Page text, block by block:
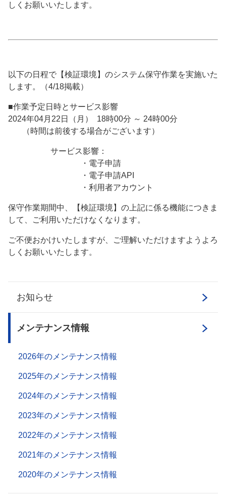
しくお願いいたします。
以下の日程で【検証環境】のシステム保守作業を実施いた
します。（4/18掲載）
■作業予定日時とサービス影響
2024年04月22日（月） 18時00分 ～ 24時00分
（時間は前後する場合がございます）
サービス影響：
・電子申請
・電子申請API
・利用者アカウント
保守作業期間中、【検証環境】の上記に係る機能につきま
して、ご利用いただけなくなります。
ご不便おかけいたしますが、ご理解いただけますようよろ
しくお願いいたします。
お知らせ
メンテナンス情報
2026年のメンテナンス情報
2025年のメンテナンス情報
2024年のメンテナンス情報
2023年のメンテナンス情報
2022年のメンテナンス情報
2021年のメンテナンス情報
2020年のメンテナンス情報